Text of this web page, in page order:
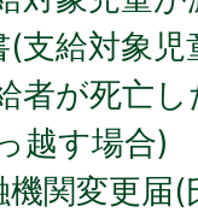
(支給対象
者が死亡
越す場合)
機関変更届